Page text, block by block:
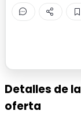
Detalles de la
oferta